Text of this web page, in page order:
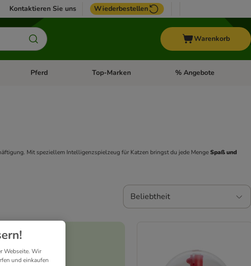
Kontaktieren Sie uns Wiederbestellen
Warenkorb
öffnen: Fisch
Kategorie-Menü öffnen: Vogel
Pferd Kategorie-Menü öffnen: Pferd
Top-Marken Kategorie-Menü öffnen:
% Angebote
Mit speziellem Intelligenzspielzeug für Katzen bringst du jede Menge Spaß und
Beliebtheit
Webseite. Wir
und einkaufen